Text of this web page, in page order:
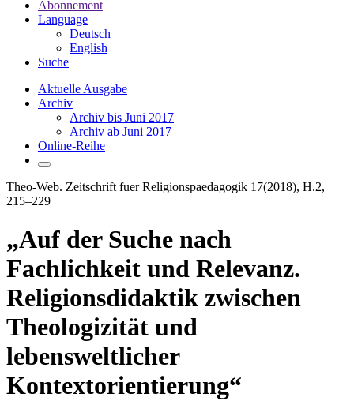
Abonnement
Language
Deutsch
English
Suche
Aktuelle Ausgabe
Archiv
Archiv bis Juni 2017
Archiv ab Juni 2017
Online-Reihe
Theo-Web. Zeitschrift fuer Religionspaedagogik 17(2018), H.2,
215–229
„Auf der Suche nach
Fachlichkeit und Relevanz.
Religionsdidaktik zwischen
Theologizität und
lebensweltlicher
Kontextorientierung“